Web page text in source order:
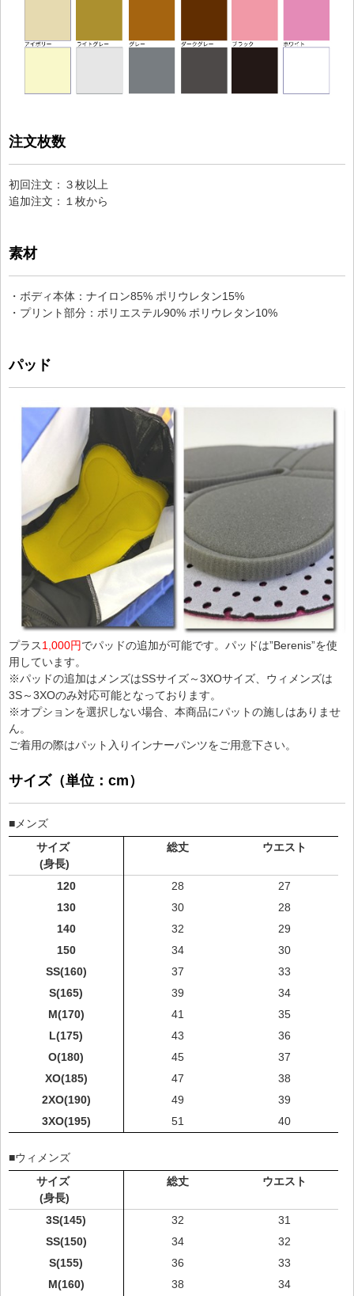
注文枚数
初回注文：３枚以上
追加注文：１枚から
素材
・ボディ本体：ナイロン85% ポリウレタン15%
・プリント部分：ポリエステル90% ポリウレタン10%
パッド
プラス1,000円でパッドの追加が可能です。パッドは”Berenis”を使
用しています。
※パッドの追加はメンズはSSサイズ～3XOサイズ、ウィメンズは
3S～3XOのみ対応可能となっております。
※オプションを選択しない場合、本商品にパットの施しはありませ
ん。
ご着用の際はパット入りインナーパンツをご用意下さい。
サイズ（単位：cm）
■メンズ
サイズ
(身長)
総丈 ウエスト
120 28
27
130
30
28
140
32
29
150
34
30
SS(160)
37
33
S(165)
39
34
M(170)
41
35
L(175)
43
36
O(180)
45
37
XO(185)
47
38
2XO(190)
49
39
3XO(195)
51 40
■ウィメンズ
サイズ
(身長)
総丈 ウエスト
3S(145) 32
31
SS(150)
34
32
S(155)
36
33
M(160)
38
34